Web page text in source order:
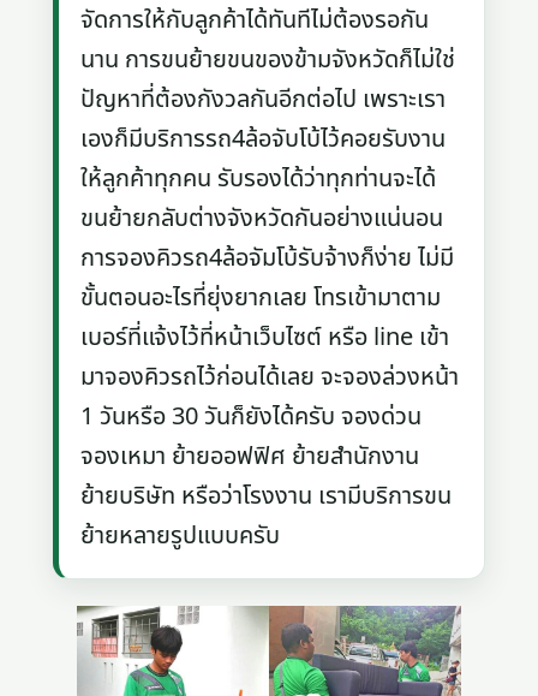
จัดการให้กับลูกค้าได้ทันทีไม่ต้องรอกัน
นาน การขนย้ายขนของข้ามจังหวัดก็ไม่ใช่
ปัญหาที่ต้องกังวลกันอีกต่อไป เพราะเรา
เองก็มีบริการรถ4ล้อจับโบ้ไว้คอยรับงาน
ให้ลูกค้าทุกคน รับรองได้ว่าทุกท่านจะได้
ขนย้ายกลับต่างจังหวัดกันอย่างแน่นอน
การจองคิวรถ4ล้อจัมโบ้รับจ้างก็ง่าย ไม่มี
ขั้นตอนอะไรที่ยุ่งยากเลย โทรเข้ามาตาม
เบอร์ที่แจ้งไว้ที่หน้าเว็บไซต์ หรือ line เข้า
มาจองคิวรถไว้ก่อนได้เลย จะจองล่วงหน้า
1 วันหรือ 30 วันก็ยังได้ครับ จองด่วน
จองเหมา ย้ายออฟฟิศ ย้ายสำนักงาน
ย้ายบริษัท หรือว่าโรงงาน เรามีบริการขน
ย้ายหลายรูปแบบครับ